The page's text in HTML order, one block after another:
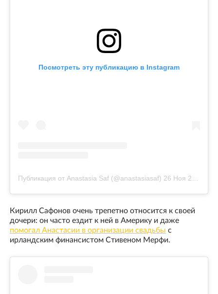
Посмотреть эту публикацию в Instagram
Публикация от Anastasia Saf (@anastasiasaf) 26 Ноя 2018 в 5:51 PST
Кирилл Сафонов очень трепетно относится к своей
дочери: он часто ездит к ней в Америку и даже
помогал Анастасии в организации свадьбы с
ирландским финансистом Стивеном Мерфи.